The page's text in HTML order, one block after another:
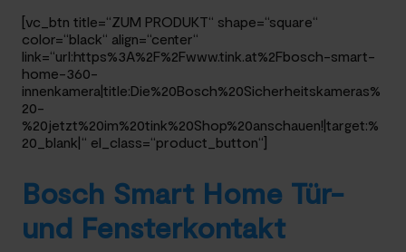
[vc_btn title=“ZUM PRODUKT“ shape=“square“
color=“black“ align=“center“
link=“url:https%3A%2F%2Fwww.tink.at%2Fbosch-smart-
home-360-
innenkamera|title:Die%20Bosch%20Sicherheitskameras%
20-
%20jetzt%20im%20tink%20Shop%20anschauen!|target:%
20_blank|“ el_class=“product_button“]
Bosch Smart Home Tür-
und Fensterkontakt